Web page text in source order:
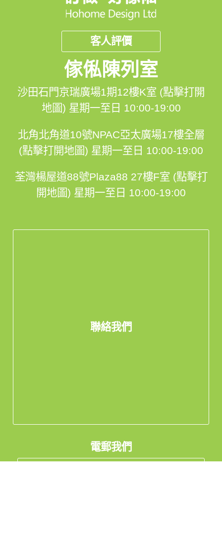
客人評價
傢俬陳列室
沙田石門京瑞廣場1期12樓K室 (點擊打開
地圖) 星期一至日 10:00-19:00
北角北角道10號NPAC亞太廣場17樓全層
(點擊打開地圖) 星期一至日 10:00-19:00
荃灣楊屋道88號Plaza88 27樓F室 (點擊打
開地圖) 星期一至日 10:00-19:00
聯絡我們
電郵我們